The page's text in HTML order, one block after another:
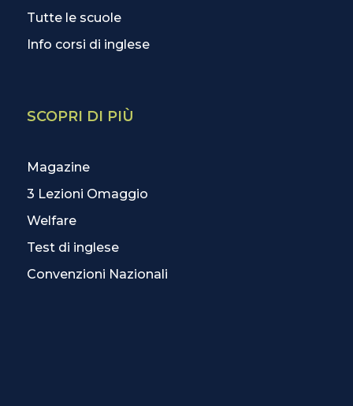
Tutte le scuole
Info corsi di inglese
SCOPRI DI PIÙ
Magazine
3 Lezioni Omaggio
Welfare
Test di inglese
Convenzioni Nazionali